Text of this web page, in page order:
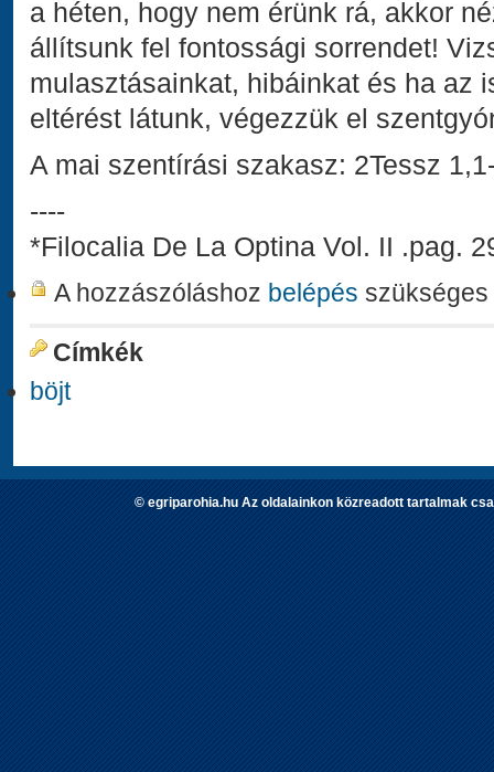
a héten, hogy nem érünk rá, akkor
állítsunk fel fontossági sorrendet!
mulasztásainkat, hibáinkat és ha az
eltérést látunk, végezzük el
A mai szentírási szakasz: 2Tessz
----
*Filocalia De La Optina Vol. II .pag.
A hozzászóláshoz belépés szükséges
Címkék
böjt
© egriparohia.hu Az oldalainkon közreadott tartalmak